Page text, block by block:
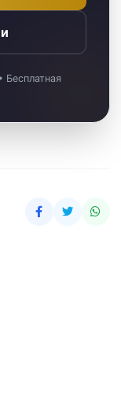
Бесплатная